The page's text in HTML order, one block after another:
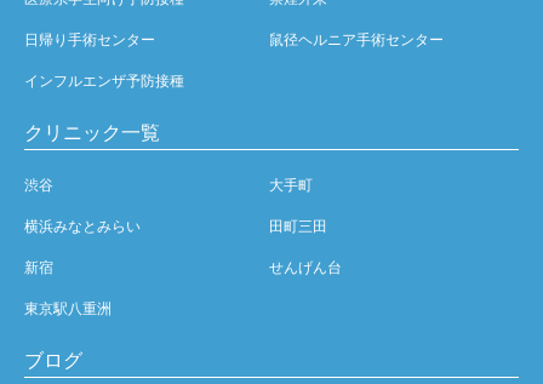
日帰り手術センター 鼠径ヘルニア手術センター
インフルエンザ予防接種
クリニック一覧
渋谷 大手町
横浜みなとみらい 田町三田
新宿 せんげん台
東京駅八重洲
ブログ